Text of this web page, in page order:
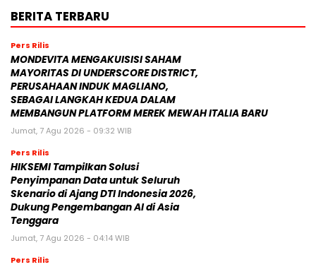
BERITA TERBARU
Pers Rilis
MONDEVITA MENGAKUISISI SAHAM
MAYORITAS DI UNDERSCORE DISTRICT,
PERUSAHAAN INDUK MAGLIANO,
SEBAGAI LANGKAH KEDUA DALAM
MEMBANGUN PLATFORM MEREK MEWAH ITALIA BARU
Jumat, 7 Agu 2026 - 09:32 WIB
Pers Rilis
HIKSEMI Tampilkan Solusi
Penyimpanan Data untuk Seluruh
Skenario di Ajang DTI Indonesia 2026,
Dukung Pengembangan AI di Asia
Tenggara
Jumat, 7 Agu 2026 - 04:14 WIB
Pers Rilis